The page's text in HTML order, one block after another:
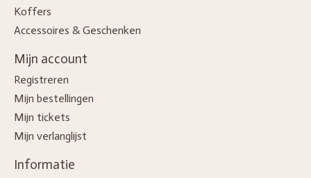
Koffers
Accessoires & Geschenken
Mijn account
Registreren
Mijn bestellingen
Mijn tickets
Mijn verlanglijst
Informatie